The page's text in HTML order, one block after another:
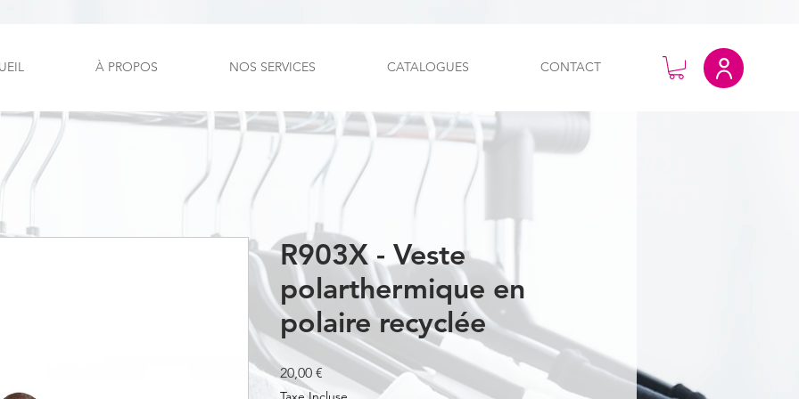
À PROPOS NOS SERVICES CATALOGUES CONTACT
R903X - Veste
polarthermique en
polaire recyclée
20,00 € Prix